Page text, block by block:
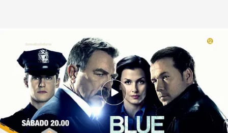
energy.es
24 MAY 2018 - 18:33h.
Compartir
El sábado es el día de ponerse guapos y disfrutar